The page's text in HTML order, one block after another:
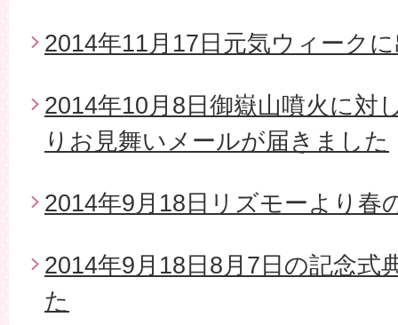
2014年11月17日元気ウィーク
2014年10月8日御嶽山噴火に対
りお見舞いメールが届きました
2014年9月18日リズモーより春
2014年9月18日8月7日の記念式
た